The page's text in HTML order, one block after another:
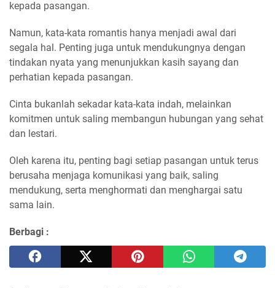
kepada pasangan.
Namun, kata-kata romantis hanya menjadi awal dari
segala hal. Penting juga untuk mendukungnya dengan
tindakan nyata yang menunjukkan kasih sayang dan
perhatian kepada pasangan.
Cinta bukanlah sekadar kata-kata indah, melainkan
komitmen untuk saling membangun hubungan yang sehat
dan lestari.
Oleh karena itu, penting bagi setiap pasangan untuk terus
berusaha menjaga komunikasi yang baik, saling
mendukung, serta menghormati dan menghargai satu
sama lain.
Berbagi :